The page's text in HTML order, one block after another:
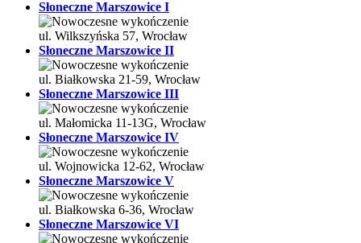
Słoneczne Marszowice I
ul. Wilkszyńska 57, Wrocław
Słoneczne Marszowice II
ul. Białkowska 21-59, Wrocław
Słoneczne Marszowice III
ul. Małomicka 11-13G, Wrocław
Słoneczne Marszowice IV
ul. Wojnowicka 12-62, Wrocław
Słoneczne Marszowice V
ul. Białkowska 6-36, Wrocław
Słoneczne Marszowice VI